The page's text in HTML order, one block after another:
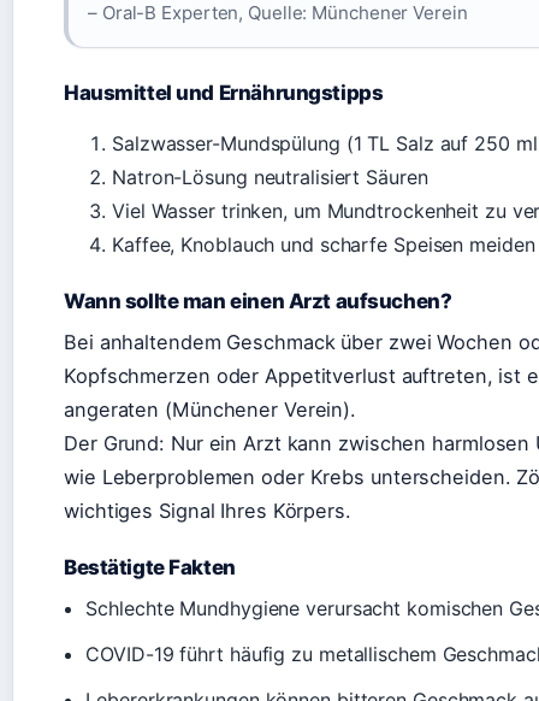
– Oral-B Experten, Quelle: Münchener Verein
Hausmittel und Ernährungstipps
Salzwasser-Mundspülung (1 TL Salz auf 250
Natron-Lösung neutralisiert Säuren
Viel Wasser trinken, um Mundtrockenheit zu
Kaffee, Knoblauch und scharfe Speisen
Wann sollte man einen Arzt aufsuchen?
Bei anhaltendem Geschmack über zwei Wochen
Kopfschmerzen oder Appetitverlust auftreten, ist
angeraten (Münchener Verein).
Der Grund: Nur ein Arzt kann zwischen
wie Leberproblemen oder Krebs unterscheiden.
wichtiges Signal Ihres Körpers.
Bestätigte Fakten
Schlechte Mundhygiene verursacht komischen
COVID-19 führt häufig zu metallischem